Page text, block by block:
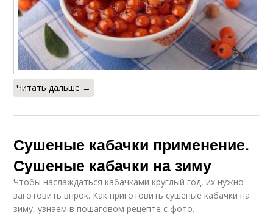
Читать дальше →
Сушеные кабачки применение.
Сушеные кабачки на зиму
Чтобы наслаждаться кабачками круглый год, их нужно
заготовить впрок. Как приготовить сушеные кабачки на
зиму, узнаем в пошаговом рецепте с фото.